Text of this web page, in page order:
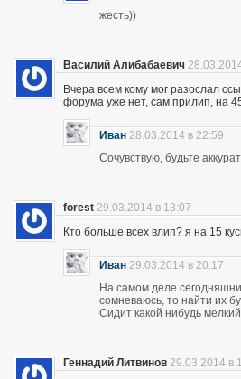
жесть))
Василий Алибабаевич
Вчера всем кому мог разослал
форума уже нет, сам прилип, на
Иван 28.03.2014 в 22:59
Сочувствую, будьте
forest 29.03.2014 в 13:07
Кто больше всех влип? я на 15
Иван 29.03.2014 в 20:17
На самом деле
сомневаюсь, то найти их
Сидит какой нибудь
Геннадий Литвинов 29.03.2014 в